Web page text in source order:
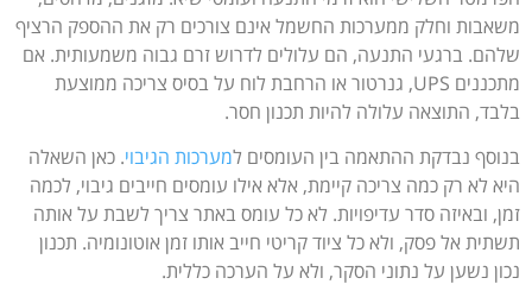
משאבות וחלק ממערכות החשמל אינם צורכים רק את ההספק הרציף
שלהם. ברגעי התנעה, הם עלולים לדרוש זרם גבוה משמעותית. אם
מתכננים UPS, גנרטור או הרחבת לוח על בסיס צריכה ממוצעת
בלבד, התוצאה עלולה להיות תכנון חסר.
בנוסף נבדקת ההתאמה בין העומסים למערכות הגיבוי. כאן השאלה
היא לא רק כמה צריכה קיימת, אלא אילו עומסים חייבים גיבוי, לכמה
זמן, ובאיזה סדר עדיפויות. לא כל עומס באתר צריך לשבת על אותה
תשתית אל פסק, ולא כל ציוד קריטי חייב אותו זמן אוטונומיה. תכנון
נכון נשען על נתוני הסקר, ולא על הערכה כללית.